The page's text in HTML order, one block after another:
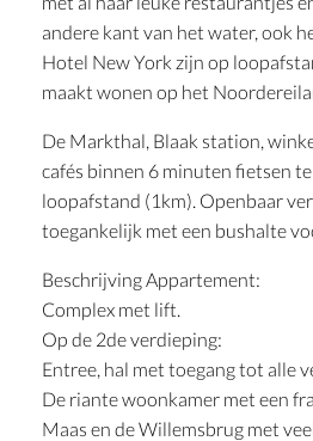
andere kant van het water, ook
Hotel New York zijn op
maakt wonen op het
De Markthal, Blaak station,
cafés binnen 6 minuten fietsen
loopafstand (1km). Openbaar
toegankelijk met een bushalte
Beschrijving Appartement:
Complex met lift.
Op de 2de verdieping:
Entree, hal met toegang tot alle
De riante woonkamer met een
Maas en de Willemsbrug met